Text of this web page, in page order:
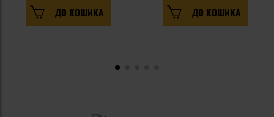
ДО КОШИКА ДО КОШИКА